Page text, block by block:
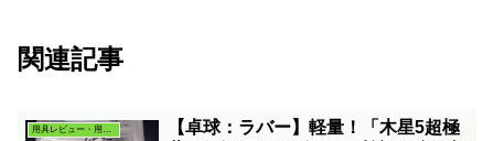
関連記事
用具レビュー・用具考察
【卓球：ラバー】軽量！「木星5超極